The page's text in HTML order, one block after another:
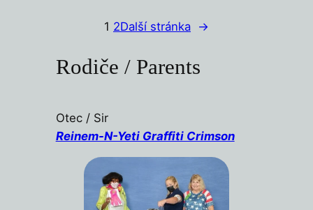
1 2Další stránka →
Rodiče / Parents
Otec / Sir
Reinem-N-Yeti Graffiti Crimson